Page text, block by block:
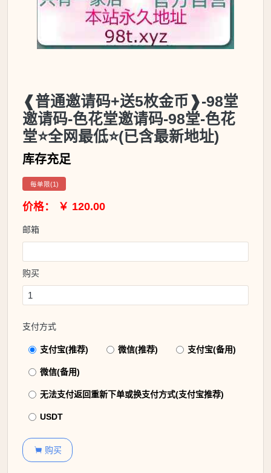
❰普通邀请码+送5枚金币❱-98堂
邀请码-色花堂邀请码-98堂-色花
堂⭐全网最低⭐(已含最新地址)
库存充足
每单限(1)
价格： ￥ 120.00
邮箱
购买
支付方式
支付宝(推荐) 微信(推荐) 支付宝(备用)
微信(备用)
无法支付返回重新下单或换支付方式(支付宝推荐)
USDT
 购买